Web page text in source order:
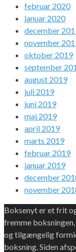
februar 2020
januar 2020
december
november
oktober 2019
september
august 2019
juli 2019
juni 2019
maj 2019
april 2019
marts 2019
februar 2019
januar 2019
december
november
Boksenyt er et frit
fremme
og tilgængelig
boksning. Siden